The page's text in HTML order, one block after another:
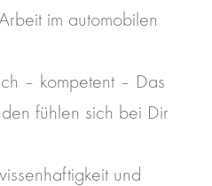
im automobilen
– kompetent – Das
fühlen sich bei Dir
und